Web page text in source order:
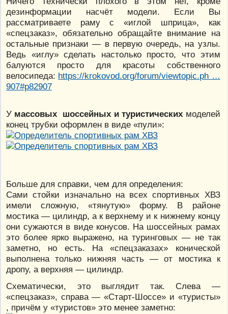
дезинформации насчёт модели. Если Вы
рассматриваете раму с «иглой шприца», как
«спецзаказ», обязательно обращайте внимание на
остальные признаки — в первую очередь, на узлы.
Ведь «иглу» сделать настолько просто, что этим
балуются просто для красоты собственного
велосипеда: https://krokovod.org/forum/viewtopic.ph …
907#p82907
У массовых шоссейных и туристических моделей
конец трубки оформлен в виде «пули»:
Больше для справки, чем для определения:
Сами стойки изначально на всех спортивных ХВЗ
имели сложную, «тянутую» форму. В районе
мостика — цилиндр, а к верхнему и к нижнему концу
они сужаются в виде конусов. На шоссейных рамах
это более ярко выражено, на туринговых — не так
заметно, но есть. На «спецзаказах» конической
выполнена только нижняя часть — от мостика к
дропу, а верхняя — цилиндр.
Схематически, это выглядит так. Слева —
«спецзаказ», справа — «Старт-Шоссе» и «туристы»
, причём у «туристов» это менее заметно: